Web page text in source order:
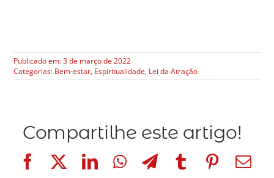
Publicado em: 3 de março de 2022
Categorias: Bem-estar, Espiritualidade, Lei da Atração
Compartilhe este artigo!